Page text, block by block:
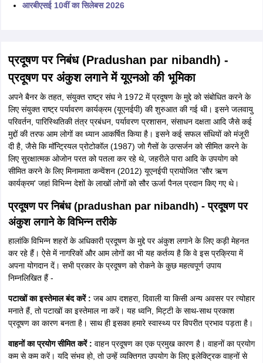
आरबीएसई 10वीं का सिलेबस 2026
प्रदूषण पर निबंध (Pradushan par nibandh) -
प्रदूषण पर अंकुश लगाने में यूएनओ की भूमिका
अपने बैनर के तहत, संयुक्त राष्ट्र संघ ने 1972 में प्रदूषण के मुद्दे को संबोधित करने के
लिए संयुक्त राष्ट्र पर्यावरण कार्यक्रम (यूएनईपी) की शुरुआत की गई थी। इसने जलवायु
परिवर्तन, पारिस्थितिकी तंत्र प्रबंधन, पर्यावरण प्रशासन, संसाधन दक्षता आदि जैसे कई
मुद्दों की तरफ आम लोगों का ध्यान आकर्षित किया है। इसने कई सफल संधियों को मंजूरी
दी है, जैसे कि मॉन्ट्रियल प्रोटोकॉल (1987) जो गैसों के उत्सर्जन को सीमित करने के
लिए सुरक्षात्मक ओजोन परत को पतला कर रहे थे, जहरीले पारा आदि के उपयोग को
सीमित करने के लिए मिनामाता कन्वेंशन (2012) यूएनईपी प्रायोजित 'सौर ऋण
कार्यक्रम' जहां विभिन्न देशों के लाखों लोगों को सौर ऊर्जा पैनल प्रदान किए गए थे।
प्रदूषण पर निबंध (pradushan par nibandh) - प्रदूषण पर
अंकुश लगाने के विभिन्न तरीके
हालांकि विभिन्न शहरों के अधिकारी प्रदूषण के मुद्दे पर अंकुश लगाने के लिए कड़ी मेहनत
कर रहे हैं। ऐसे में नागरिकों और आम लोगों का भी यह कर्तव्य है कि वे इस प्रक्रिया में
अपना योगदान दें। सभी प्रकार के प्रदूषण को रोकने के कुछ महत्वपूर्ण उपाय
निम्नलिखित हैं -
पटाखों का इस्तेमाल बंद करें : जब आप दशहरा, दिवाली या किसी अन्य अवसर पर त्योहार
मनाते हैं, तो पटाखों का इस्तेमाल ना करें। यह ध्वनि, मिट्टी के साथ-साथ प्रकाश
प्रदूषण का कारण बनता है। साथ ही इसका हमारे स्वास्थ्य पर विपरीत प्रभाव पड़ता है।
वाहनों का प्रयोग सीमित करें : वाहन प्रदूषण का एक प्रमुख कारण है। वाहनों का प्रयोग
कम से कम करें। यदि संभव हो, तो उन्हें व्यक्तिगत उपयोग के लिए इलेक्ट्रिक वाहनों से